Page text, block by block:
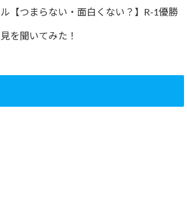
【つまらない・面白くない？】R-1優勝
を聞いてみた！